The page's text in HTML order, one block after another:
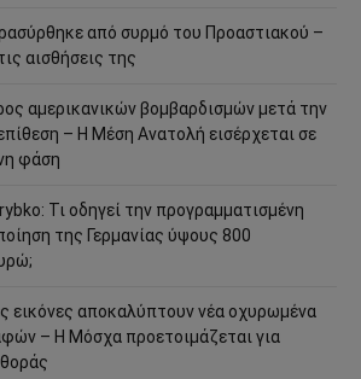
από συρμό του Προαστιακού –
αισθήσεις της
αμερικανικών βομβαρδισμών μετά την
– Η Μέση Ανατολή εισέρχεται σε
φάση
Τι οδηγεί την προγραμματισμένη
της Γερμανίας ύψους 800
εικόνες αποκαλύπτουν νέα οχυρωμένα
– Η Μόσχα προετοιμάζεται για